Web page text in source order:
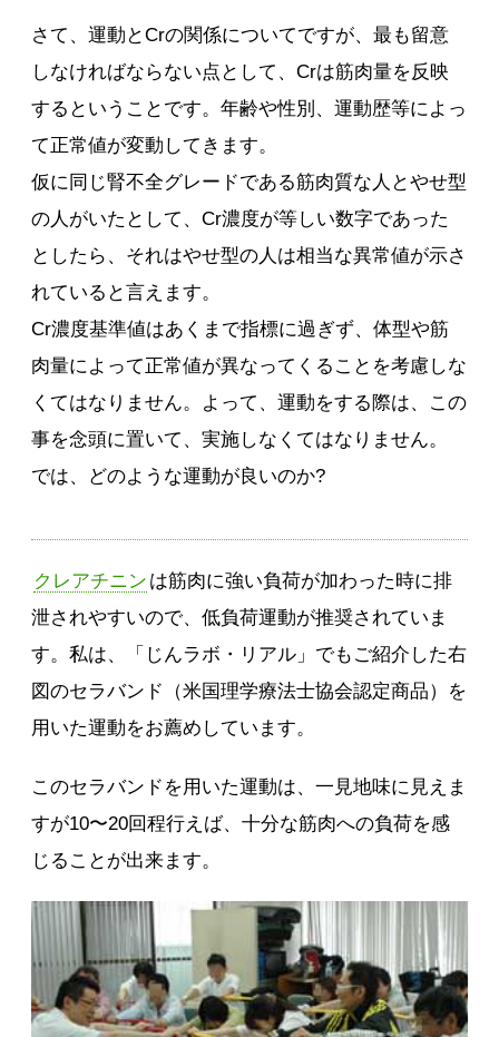
さて、運動とCrの関係についてですが、最も留意
しなければならない点として、Crは筋肉量を反映
するということです。年齢や性別、運動歴等によっ
て正常値が変動してきます。
仮に同じ腎不全グレードである筋肉質な人とやせ型
の人がいたとして、Cr濃度が等しい数字であった
としたら、それはやせ型の人は相当な異常値が示さ
れていると言えます。
Cr濃度基準値はあくまで指標に過ぎず、体型や筋
肉量によって正常値が異なってくることを考慮しな
くてはなりません。よって、運動をする際は、この
事を念頭に置いて、実施しなくてはなりません。
では、どのような運動が良いのか?
クレアチニン は筋肉に強い負荷が加わった時に排
泄されやすいので、低負荷運動が推奨されていま
す。私は、「じんラボ・リアル」でもご紹介した右
図のセラバンド（米国理学療法士協会認定商品）を
用いた運動をお薦めしています。
このセラバンドを用いた運動は、一見地味に見えま
すが10〜20回程行えば、十分な筋肉への負荷を感
じることが出来ます。